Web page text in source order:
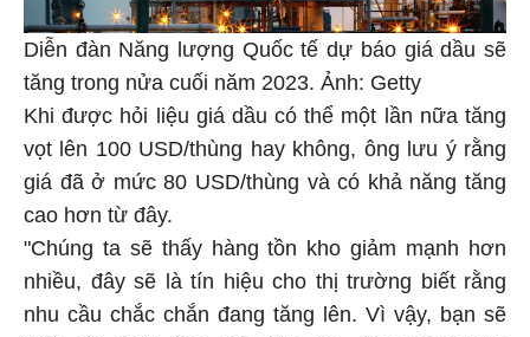
Diễn đàn Năng lượng Quốc tế dự báo giá dầu sẽ
tăng trong nửa cuối năm 2023. Ảnh: Getty
Khi được hỏi liệu giá dầu có thể một lần nữa tăng
vọt lên 100 USD/thùng hay không, ông lưu ý rằng
giá đã ở mức 80 USD/thùng và có khả năng tăng
cao hơn từ đây.
"Chúng ta sẽ thấy hàng tồn kho giảm mạnh hơn
nhiều, đây sẽ là tín hiệu cho thị trường biết rằng
nhu cầu chắc chắn đang tăng lên. Vì vậy, bạn sẽ